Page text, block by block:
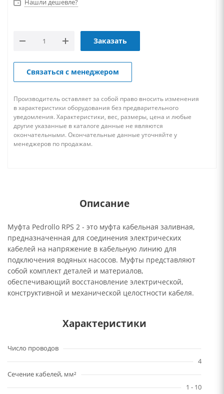
Нашли дешевле?
Заказать
Связаться с менеджером
Производитель оставляет за собой право вносить изменения
в характеристики оборудования без предварительного
уведомления. Характеристики, вес, размеры, цена и любые
другие указанные в каталоге данные не являются
окончательными. Окончательные данные уточняйте у
менеджеров по продажам.
Описание
Муфта Pedrollo RPS 2 - это муфта кабельная заливная,
предназначенная для соединения электрических
кабелей на напряжение в кабельную линию для
подключения водяных насосов. Муфты представляют
собой комплект деталей и материалов,
обеспечивающий восстановление электрической,
конструктивной и механической целостности кабеля.
Характеристики
Число проводов
4
Сечение кабелей, мм²
1 - 10